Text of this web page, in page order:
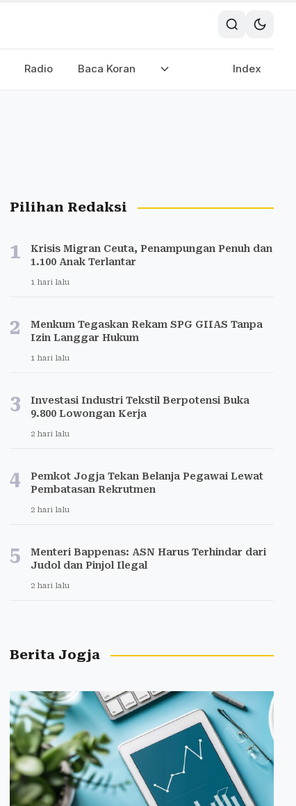
Radio Baca Koran Index
Pilihan Redaksi
1
Krisis Migran Ceuta, Penampungan Penuh dan
1.100 Anak Terlantar
1 hari lalu
2
Menkum Tegaskan Rekam SPG GIIAS Tanpa
Izin Langgar Hukum
1 hari lalu
3
Investasi Industri Tekstil Berpotensi Buka
9.800 Lowongan Kerja
2 hari lalu
4
Pemkot Jogja Tekan Belanja Pegawai Lewat
Pembatasan Rekrutmen
2 hari lalu
5
Menteri Bappenas: ASN Harus Terhindar dari
Judol dan Pinjol Ilegal
2 hari lalu
Berita Jogja